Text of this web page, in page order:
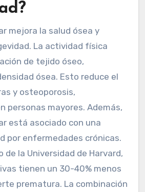
mejora la salud ósea y
La actividad física
de tejido óseo,
ósea. Esto reduce el
y osteoporosis,
personas mayores. Además,
está asociado con una
por enfermedades crónicas.
de la Universidad de Harvard,
tienen un 30-40% menos
prematura. La combinación